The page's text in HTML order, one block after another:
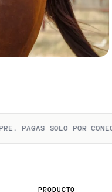
SOLO POR CONECTARTE.
PRODUCTO